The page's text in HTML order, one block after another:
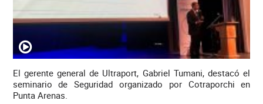
El gerente general de Ultraport, Gabriel Tumani, destacó el
seminario de Seguridad organizado por Cotraporchi en
Punta Arenas.